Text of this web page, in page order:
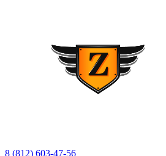
8 (812) 603-47-56